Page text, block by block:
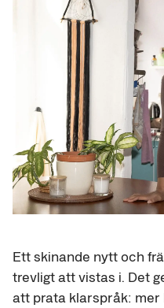
Ett skinande nytt och
trevligt att vistas i. Det
att prata klarspråk: mer